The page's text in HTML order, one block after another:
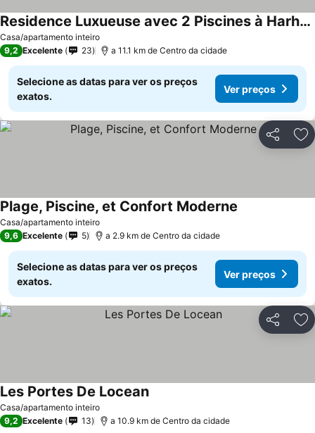
Casa/apartamento inteiro
Residence Luxueuse avec 2 Piscines à Harhoura Temara proximité plages princesses & Sables d'Or
Ver preços
9,2 Excelente 23 a 11.1 km de Centro da cidade
Selecione as datas para ver os preços
exatos.
Ver preços
Partilhar
Casa/apartamento inteiro
Plage, Piscine, et Confort Moderne
9,6 Excelente 5 a 2.9 km de Centro da cidade
Selecione as datas para ver os preços
exatos.
Ver preços
Partilhar
Casa/apartamento inteiro
Les Portes De LoceanVer preços
9,2 Excelente 13 a 10.9 km de Centro da cidade